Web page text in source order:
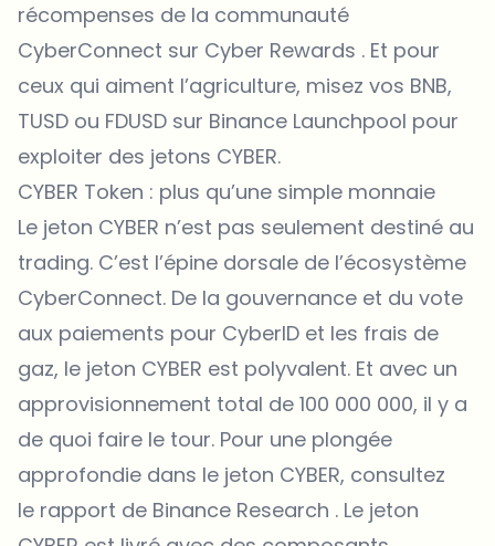
récompenses de la communauté
CyberConnect sur Cyber ​​Rewards . Et pour
ceux qui aiment l’agriculture, misez vos BNB,
TUSD ou FDUSD sur Binance Launchpool pour
exploiter des jetons CYBER.
CYBER Token : plus qu’une simple monnaie
Le jeton CYBER n’est pas seulement destiné au
trading. C’est l’épine dorsale de l’écosystème
CyberConnect. De la gouvernance et du vote
aux paiements pour CyberID et les frais de
gaz, le jeton CYBER est polyvalent. Et avec un
approvisionnement total de 100 000 000, il y a
de quoi faire le tour. Pour une plongée
approfondie dans le jeton CYBER, consultez
le rapport de Binance Research . Le jeton